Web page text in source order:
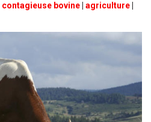
bovine agriculture